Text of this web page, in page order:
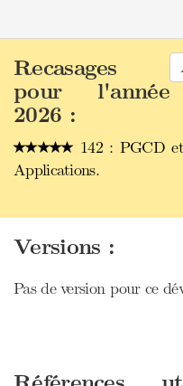
Recasages
pour l'année
2026 :
142 : PGCD et
Applications.
Versions :
Pas de version pour ce